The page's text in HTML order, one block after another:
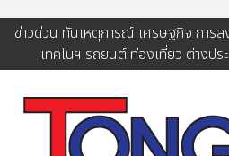
ข่าวด่วน ทันเหตุการณ์ เศรษฐกิจ การ
เทคโนฯ รถยนต์ ท่องเที่ยว ต่างปร